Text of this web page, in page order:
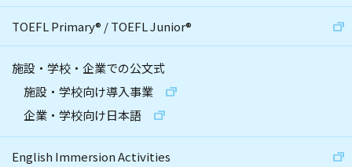
TOEFL Primary® /TOEFL Junior®
施設・学校・企業での公文式
施設・学校向け導入事業
企業・学校向け日本語
English Immersion Activities